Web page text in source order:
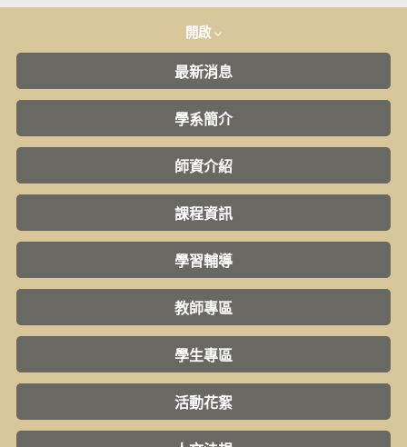
開啟
最新消息
學系簡介
師資介紹
課程資訊
學習輔導
教師專區
學生專區
活動花絮